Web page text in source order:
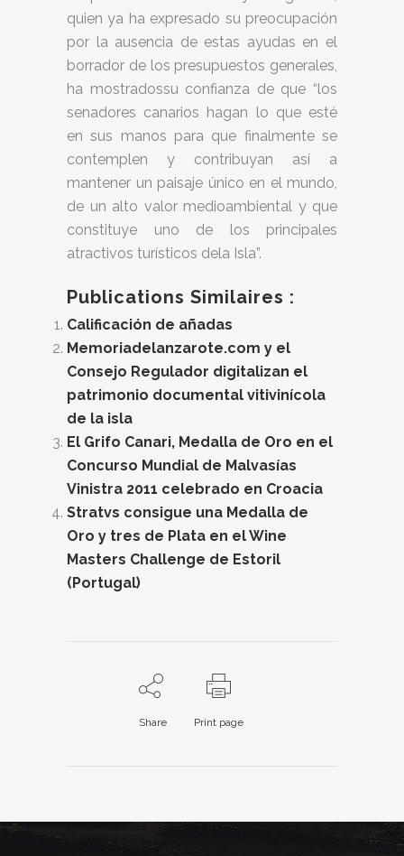
quien ya ha expresado su preocupación
por la ausencia de estas ayudas en el
borrador de los presupuestos generales,
ha mostradossu confianza de que “los
senadores canarios hagan lo que esté
en sus manos para que finalmente se
contemplen y contribuyan así a
mantener un paisaje único en el mundo,
de un alto valor medioambiental y que
constituye uno de los principales
atractivos turísticos dela Isla”.
Publications Similaires :
Calificación de añadas
Memoriadelanzarote.com y el
Consejo Regulador digitalizan el
patrimonio documental vitivinícola
de la isla
El Grifo Canari, Medalla de Oro en el
Concurso Mundial de Malvasías
Vinistra 2011 celebrado en Croacia
Stratvs consigue una Medalla de
Oro y tres de Plata en el Wine
Masters Challenge de Estoril
(Portugal)
Share Print page